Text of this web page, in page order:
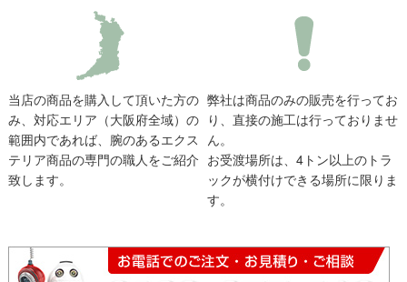
当店の商品を購入して頂いた方の
み、対応エリア（大阪府全域）の
範囲内であれば、腕のあるエクス
テリア商品の専門の職人をご紹介
致します。
弊社は商品のみの販売を行ってお
り、直接の施工は行っておりませ
ん。
お受渡場所は、4トン以上のトラ
ックが横付けできる場所に限りま
す。